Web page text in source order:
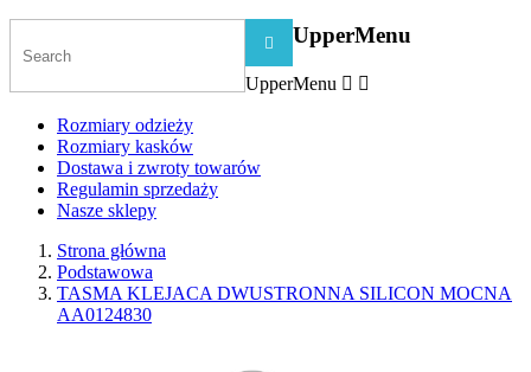
 UpperMenu
UpperMenu  
Rozmiary odzieży
Rozmiary kasków
Dostawa i zwroty towarów
Regulamin sprzedaży
Nasze sklepy
Strona główna
Podstawowa
TASMA KLEJACA DWUSTRONNA SILICON MOCNA
AA0124830